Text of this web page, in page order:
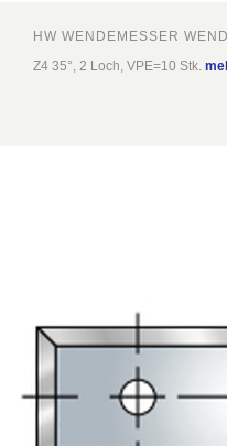
HW WENDEMESSER
Z4 35°, 2 Loch, VPE=10 Stk.